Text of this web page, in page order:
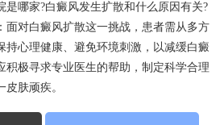
哪家?白癜风发生扩散和什么原因有关?
面对白癜风扩散这一挑战，患者需从多方
持心理健康、避免环境刺激，以减缓白癜
积极寻求专业医生的帮助，制定科学合理
肤顽疾。